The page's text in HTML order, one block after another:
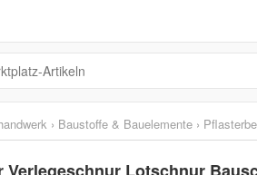
› Baustoffe & Bauelemente ›